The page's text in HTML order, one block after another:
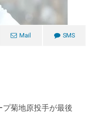
Mail SMS
菊地原投手が最後